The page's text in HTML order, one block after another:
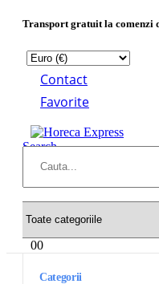
Transport gratuit la comenzi
Contact
Favorite
Search
00
Categorii